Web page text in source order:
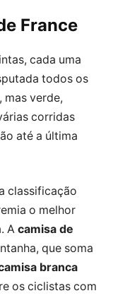
France
cada uma
todos os
mas verde,
corridas
até a última
classificação
o melhor
A camisa de
que soma
branca
os ciclistas com